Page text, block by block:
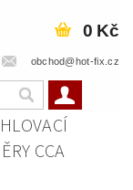
obchod@hot-fix.cz
0 Kč
CCA